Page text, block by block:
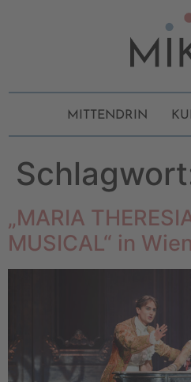
MITTENDRIN
„MARIA
MUSICAL“ in Wien